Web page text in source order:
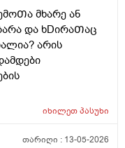
მხარე ან
და ხDირაᲗაც
არის
იხილეთპასუხი
თარიღი : 13-05-2026